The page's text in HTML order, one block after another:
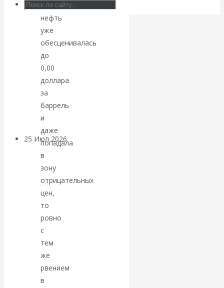
Валентин
КАтасонов.
Может ли
Америка
покинуть НАТО?
25 Июл 2026
«Об этом
молчат»:
экономист
Валентин
Катасонов
Если
нефть
уже
обесценивалась
до
0,00
доллара
за
баррель
и
даже
попадала
в
зону
отрицательных
цен,
то
ровно
с
тем
же
рвением
в